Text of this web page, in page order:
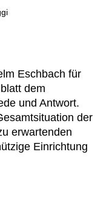
Eschbach für
dem
und Antwort.
der
erwartenden
Einrichtung